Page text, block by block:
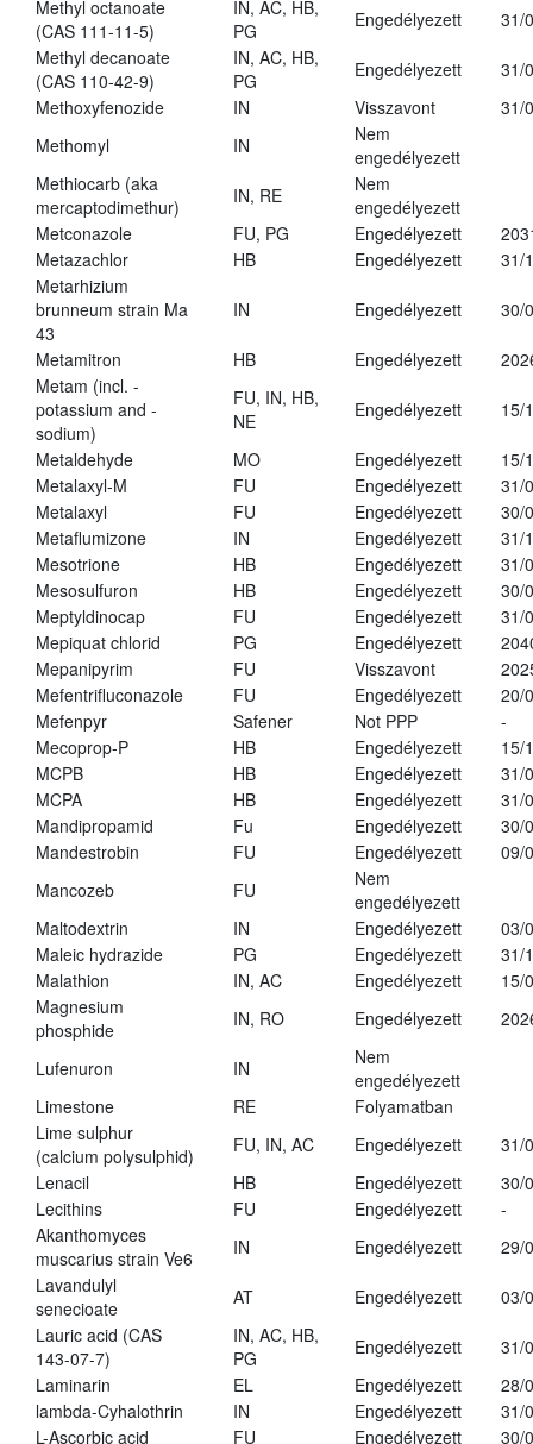
Methyl octanoate
(CAS 111-11-5)
IN, AC, HB,
PG
Engedélyezett
31/
Methyl decanoate
(CAS 110-42-9)
IN, AC, HB,
PG
Engedélyezett
31/
Methoxyfenozide
IN Visszavont
31/
Methomyl
IN
Nem
engedélyezett
Methiocarb (aka
mercaptodimethur)
IN, RE
Nem
engedélyezett
Metconazole
FU, PG Engedélyezett
Metazachlor
HB Engedélyezett
31/
Metarhizium
brunneum strain Ma
43
IN Engedélyezett 30/
Metamitron HB Engedélyezett
Metam (incl. -
potassium and -
sodium)
FU, IN, HB,
NE
Engedélyezett 15/
Metaldehyde MO Engedélyezett
15/
Metalaxyl-M
FU Engedélyezett
31/
Metalaxyl
FU Engedélyezett
30/
Metaflumizone
IN Engedélyezett
31/
Mesotrione
HB Engedélyezett
31/
Mesosulfuron
HB Engedélyezett
30/
Meptyldinocap
FU Engedélyezett
31/
Mepiquat chlorid
PG Engedélyezett
Mepanipyrim
FU Visszavont
Mefentrifluconazole
FU Engedélyezett
20/
Mefenpyr
Safener Not PPP
-
Mecoprop-P
HB Engedélyezett
15/
MCPB
HB Engedélyezett
31/
MCPA
HB Engedélyezett
31/
Mandipropamid
Fu Engedélyezett
30/
Mandestrobin
FU Engedélyezett
09/
Mancozeb
FU
Nem
engedélyezett
Maltodextrin
IN Engedélyezett
03/
Maleic hydrazide
PG Engedélyezett
31/
Malathion
IN, AC Engedélyezett
15/
Magnesium
phosphide
IN, RO Engedélyezett
Lufenuron IN
Nem
engedélyezett
Limestone
RE
Folyamatban
Lime sulphur
(calcium polysulphid)
FU, IN, AC Engedélyezett
31/
Lenacil
HB Engedélyezett
30/
Lecithins
FU Engedélyezett
-
Akanthomyces
muscarius strain Ve6
IN Engedélyezett
29/
Lavandulyl
senecioate
AT Engedélyezett
03/
Lauric acid (CAS
143-07-7)
IN, AC, HB,
PG
Engedélyezett
31/
Laminarin
EL Engedélyezett
28/
lambda-Cyhalothrin
IN Engedélyezett
31/
L-Ascorbic acid
FU Engedélyezett
30/